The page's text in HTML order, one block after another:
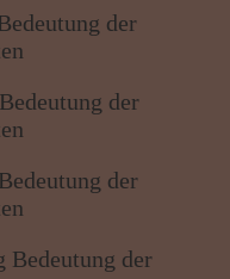
der
der
der
Bedeutung der